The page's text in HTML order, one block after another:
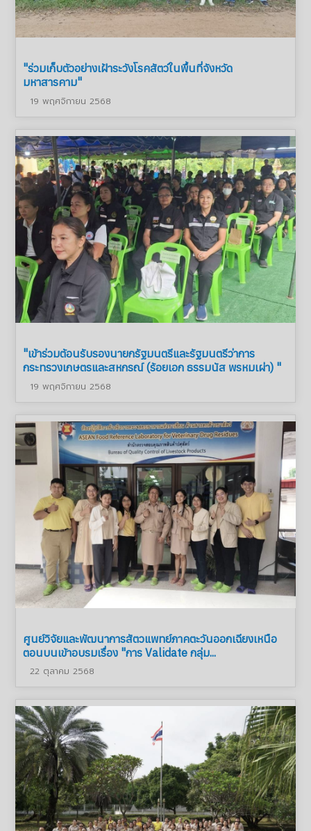
"ร่วมเก็บตัวอย่างเฝ้าระวังโรคสัตว์ในพื้นที่จังหวัด
มหาสารคาม"
19 พฤศจิกายน 2568
"เข้าร่วมต้อนรับรองนายกรัฐมนตรีและรัฐมนตรีว่าการ
กระทรวงเกษตรและสหกรณ์ (ร้อยเอก ธรรมนัส พรหมเผ่า) "
19 พฤศจิกายน 2568
ศูนย์วิจัยและพัฒนาการสัตวแพทย์ภาคตะวันออกเฉียงเหนือ
ตอนบนเข้าอบรมเรื่อง "การ Validate กลุ่ม...
22 ตุลาคม 2568